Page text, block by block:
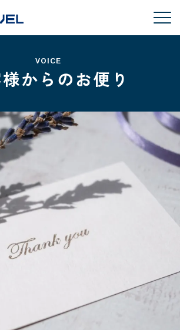
VOICE
からのお便り